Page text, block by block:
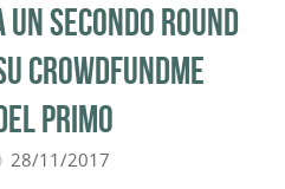
secondo round
CrowdFundMe
primo
28/11/2017